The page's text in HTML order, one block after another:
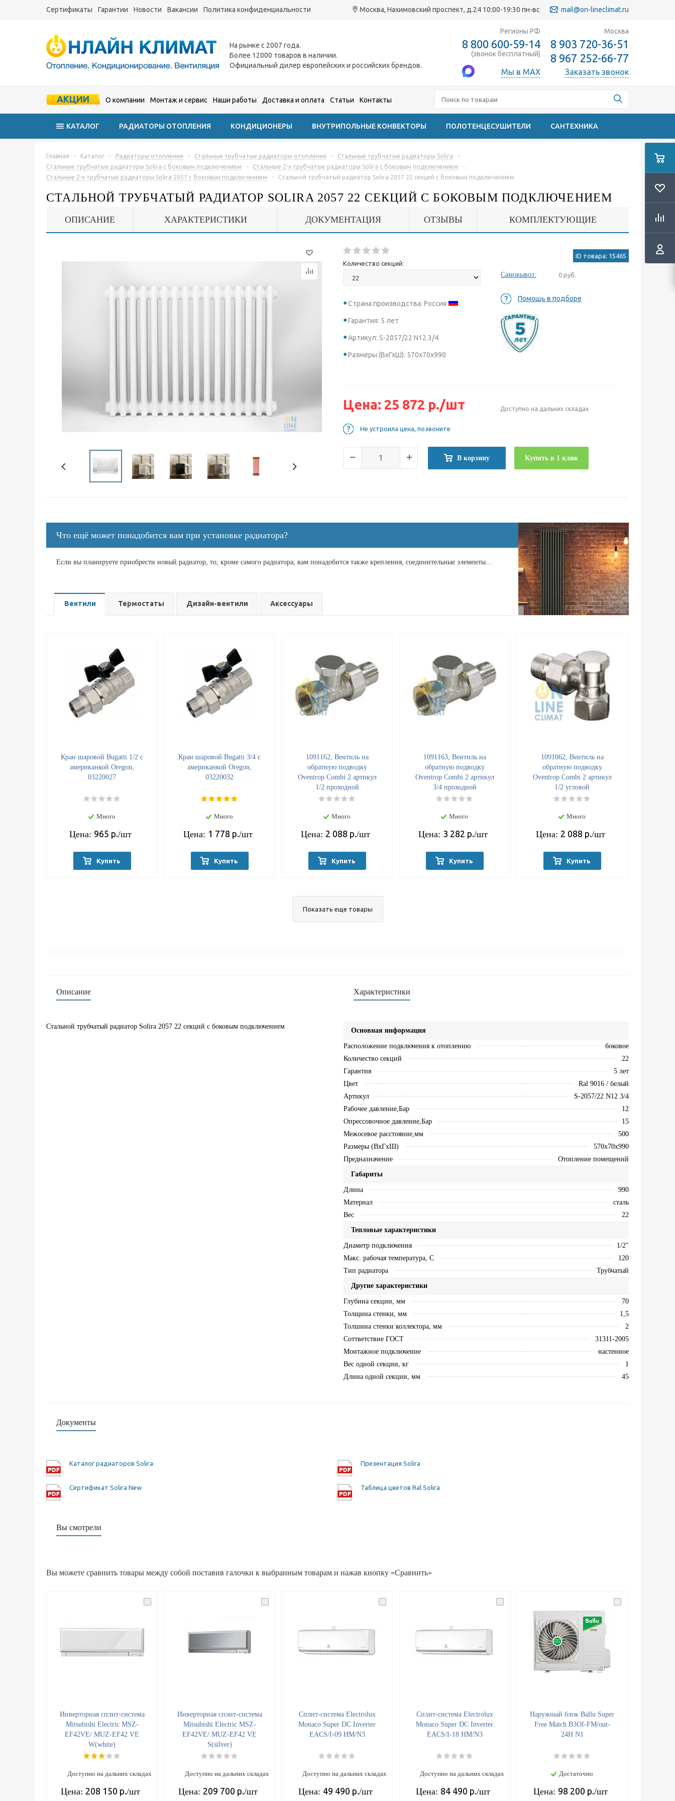
Сертификаты Гарантии Новости Вакансии Политика конфиденциальности Москва, Нахимовский проспект, д.24 10:00-19:30 пн-вс mail@on-lineclimat.ru
На рынке с 2007 года.
Более 12000 товаров в наличии.
Официальный дилер европейских и российских брендов.
Регионы РФ
8 800 600-59-14
(звонок бесплатный)
Мы в MAX
Москва
8 903 720-36-51
8 967 252-66-77
Заказать звонок
АКЦИИ О компании Монтаж и сервис Наши работы Доставка и оплата Статьи Контакты
КАТАЛОГ РАДИАТОРЫ ОТОПЛЕНИЯ КОНДИЦИОНЕРЫ ВНУТРИПОЛЬНЫЕ КОНВЕКТОРЫ ПОЛОТЕНЦЕСУШИТЕЛИ САНТЕХНИКА
Главная - Каталог - Радиаторы отопления - Стальные трубчатые радиаторы отопления - Стальные трубчатые радиаторы Solira
-
Стальные трубчатые радиаторы Solira с боковым подключением
- Стальные 2-х трубчатые радиаторы Solira с боковым подключением
-
Стальные 2-х трубчатые радиаторы Solira 2057 с боковым подключением
- Стальной трубчатый радиатор Solira 2057 22 секций с боковым подключением
СТАЛЬНОЙ ТРУБЧАТЫЙ РАДИАТОР SOLIRA 2057 22 СЕКЦИЙ С БОКОВЫМ ПОДКЛЮЧЕНИЕМ
ОПИСАНИЕ ХАРАКТЕРИСТИКИ ДОКУМЕНТАЦИЯ ОТЗЫВЫ КОМПЛЕКТУЮЩИЕ
Количество секций:
Страна производства: Россия
Гарантия: 5 лет
Артикул: S-2057/22 N12 3/4
Размеры (ВхГхШ): 570х70х990
ID товара: 15465
Самовывоз: 0 руб.
Помощь в подборе
Цена: 25 872 р./шт Доступно на дальних складах
Не устроила цена, позвоните
В корзину Купить в 1 клик
Что ещё может понадобится вам при установке радиатора?
Если вы планируете приобрести новый радиатор, то, кроме самого радиатора, вам понадобится также крепления, соединительные элементы…
Вентили Термостаты Дизайн-вентили Аксессуары
Кран шаровой Bugatti 1/2 с
американкой Oregon,
03220027
Много
Цена: 965 р./шт
Купить
Кран шаровой Bugatti 3/4 с
американкой Oregon,
03220032
Много
Цена: 1 778 р./шт
Купить
1091162, Вентиль на
обратную подводку
Oventrop Combi 2 артикул
1/2 проходной
Много
Цена: 2 088 р./шт
Купить
1091163, Вентиль на
обратную подводку
Oventrop Combi 2 артикул
3/4 проходной
Много
Цена: 3 282 р./шт
Купить
1091062, Вентиль на
обратную подводку
Oventrop Combi 2 артикул
1/2 угловой
Много
Цена: 2 088 р./шт
Купить
Показать еще товары
Описание
Стальной трубчатый радиатор Solira 2057 22 секций с боковым подключением
Характеристики
Основная информация
Расположение подключения к отоплению
боковое
Количество секций
22
Гарантия
5 лет
Цвет
Ral 9016 / белый
Артикул
S-2057/22 N12 3/4
Рабочее давление,Бар
12
Опрессовочное давление,Бар
15
Межосевое расстояние,мм
500
Размеры (ВхГхШ)
570х70х990
Предназначение
Отопление помещений
Габариты
Длина
990
Материал
сталь
Вес
22
Тепловые характеристики
Диаметр подключения
1/2"
Макс. рабочая температура, C
120
Тип радиатора
Трубчатый
Другие характеристики
Глубина секции, мм
70
Толщина стенки, мм
1,5
Толшина стенки коллектора, мм
2
Соттветствие ГОСТ
31311-2005
Монтажное подключение
настенное
Вес одной секции, кг
1
Длина одной секции, мм
45
Документы
Каталог радиаторов Solira Презентация Solira
Сертификат Solira New Таблица цветов Ral Solira
Вы смотрели
Вы можете сравнить товары между собой поставив галочки к выбранным товарам и нажав кнопку «Сравнить»
Инверторная сплит-система
Mitsubishi Electric MSZ-
EF42VE/ MUZ-EF42 VE
W(white)
Доступно на дальних складах
Цена: 208 150 р./шт
Инверторная сплит-система
Mitsubishi Electric MSZ-
EF42VE/ MUZ-EF42 VE
S(silver)
Доступно на дальних складах
Цена: 209 700 р./шт
Cплит-система Electrolux
Monaco Super DC Inverter
EACS/I-09 HM/N3
Доступно на дальних складах
Цена: 49 490 р./шт
Cплит-система Electrolux
Monaco Super DC Inverter
EACS/I-18 HM/N3
Доступно на дальних складах
Цена: 84 490 р./шт
Наружный блок Ballu Super
Free Match B3OI-FM/out-
24H N1
Достаточно
Цена: 98 200 р./шт